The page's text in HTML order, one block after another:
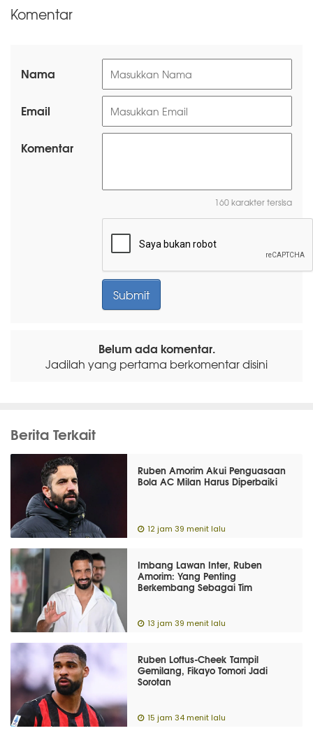
Komentar
Nama
Email
Komentar
160 karakter tersisa
Belum ada komentar.
Jadilah yang pertama berkomentar disini
Berita Terkait
Ruben Amorim Akui Penguasaan
Bola AC Milan Harus Diperbaiki
12 jam 39 menit lalu
Imbang Lawan Inter, Ruben
Amorim: Yang Penting
Berkembang Sebagai Tim
13 jam 39 menit lalu
Ruben Loftus-Cheek Tampil
Gemilang, Fikayo Tomori Jadi
Sorotan
15 jam 34 menit lalu